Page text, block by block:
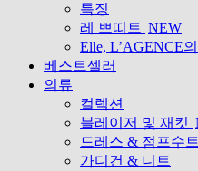
특징
레 쁘띠트 NEW
Elle, L’AGENCE
베스트셀러
의류
컬렉션
블레이저 및 재킷
드레스 & 점프수트
가디건 & 니트